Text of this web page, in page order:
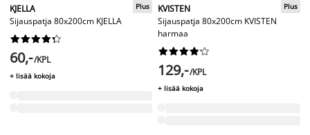
KJELLA
Sijauspatja 80x200cm KJELLA
Plus






60,-/KPL
+ lisää kokoja
KVISTEN
Sijauspatja 80x200cm KVISTEN
harmaa
Plus






129,-/KPL
+ lisää kokoja